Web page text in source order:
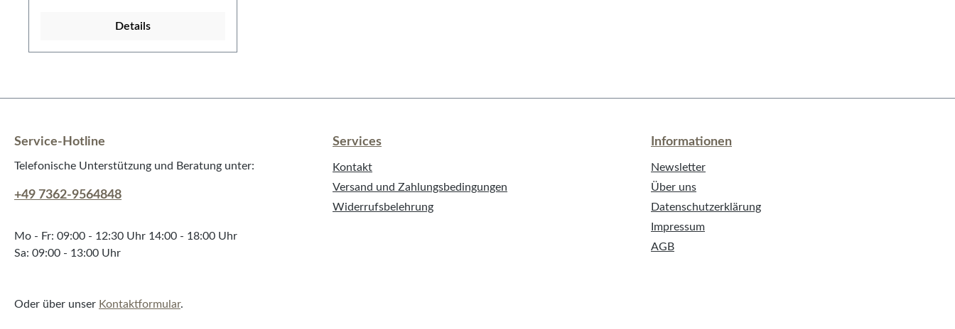
Details
Service-Hotline
Telefonische Unterstützung und Beratung unter:
+49 7362-9564848
Mo - Fr: 09:00 - 12:30 Uhr 14:00 - 18:00 Uhr
Sa: 09:00 - 13:00 Uhr
Oder über unser Kontaktformular.
Services
Kontakt
Versand und Zahlungsbedingungen
Widerrufsbelehrung
Informationen
Newsletter
Über uns
Datenschutzerklärung
Impressum
AGB